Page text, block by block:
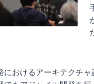
におけるアーキテクチャ